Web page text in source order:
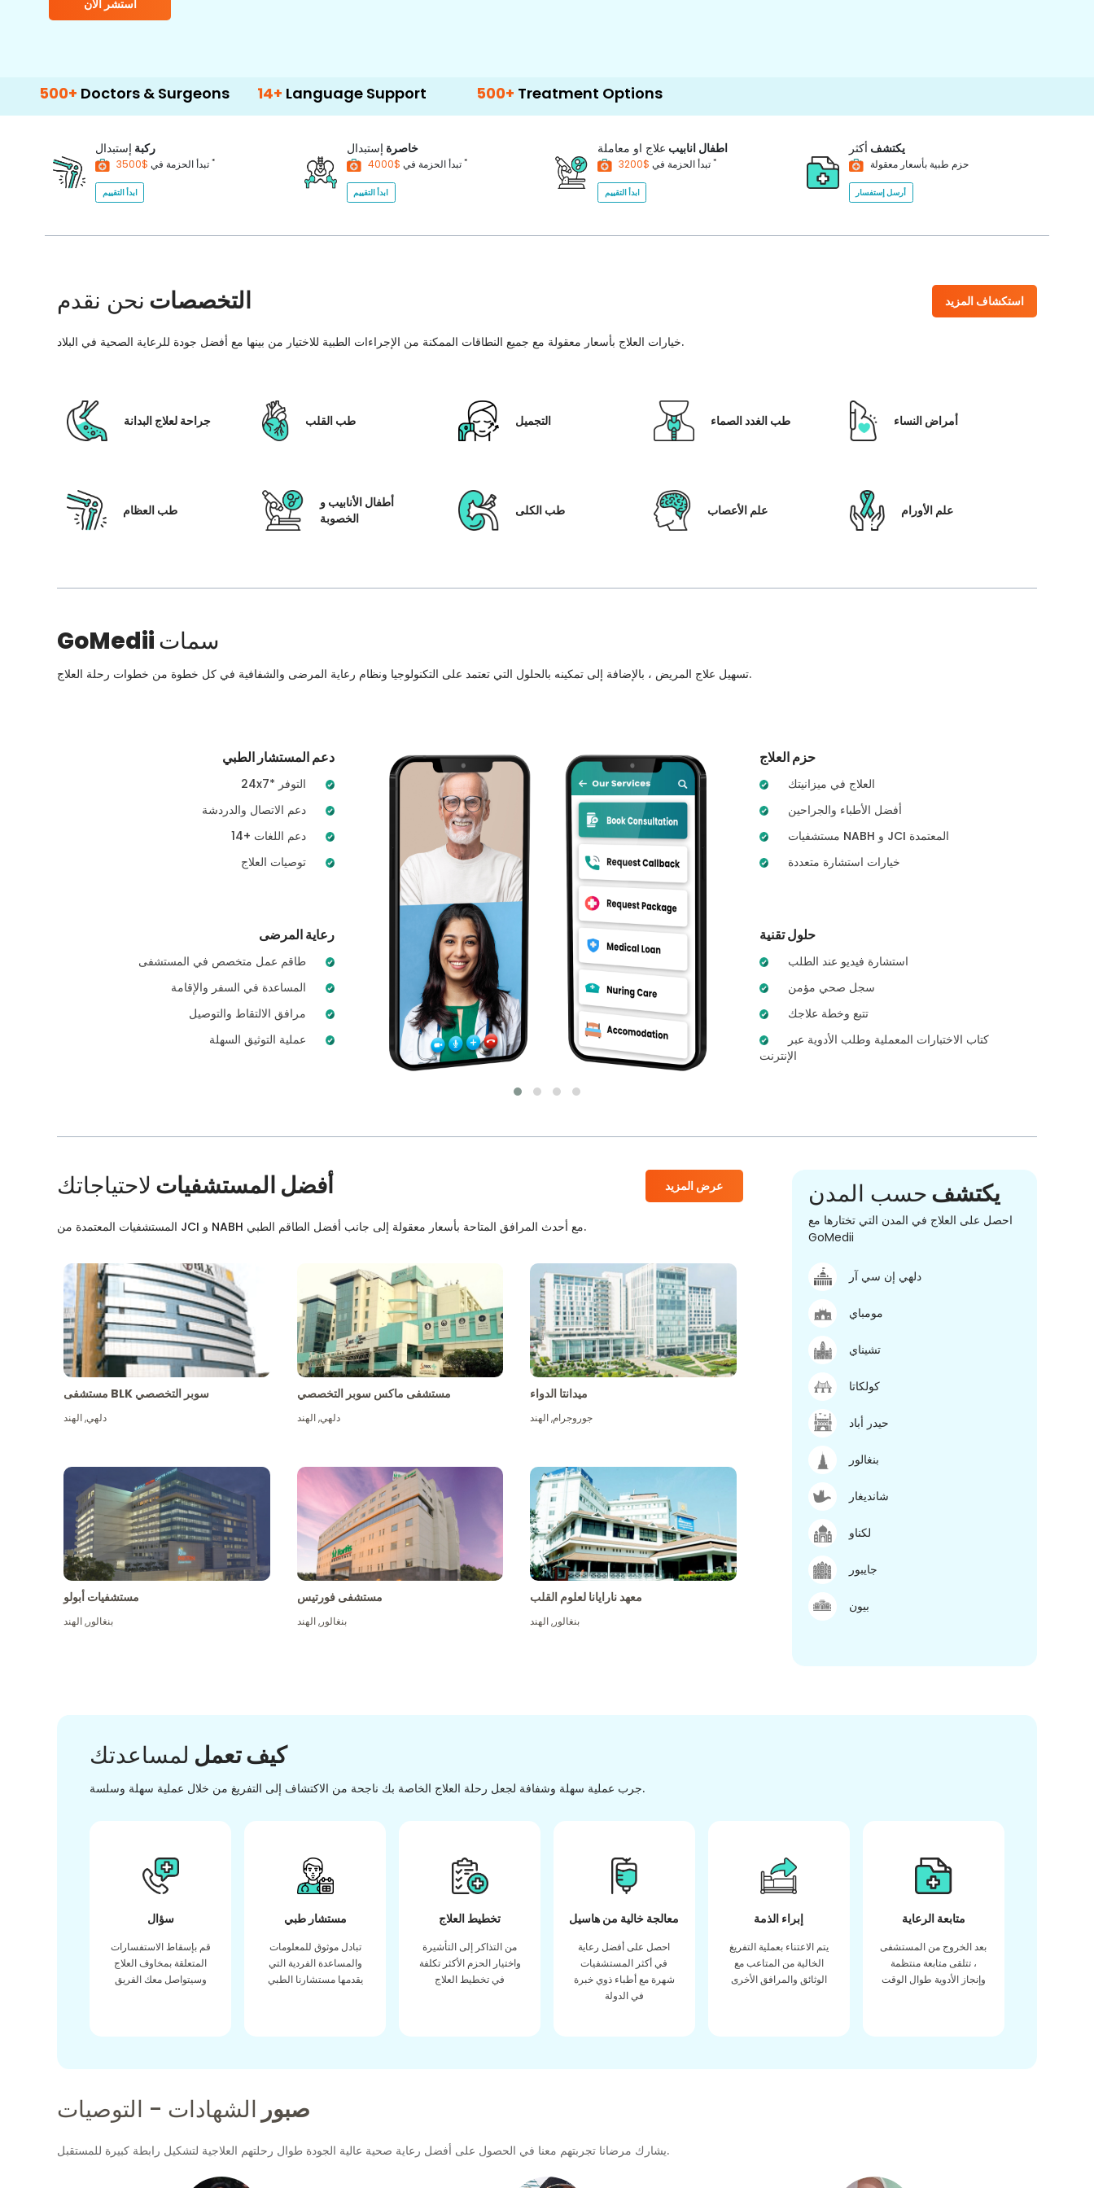
استشر الآن
& Surgeons 14+Language Support 500+ Treatment Options
ركبة إستبدال
تبدأ الحزمة في *
ابدأ التقييم
خاصرة إستبدال
تبدأ الحزمة في$4000 *
ابدأ التقييم
اطفال انابيب علاج او معاملة
تبدأ الحزمة في *
ابدأ التقييم
يكتشف أكثر
حزم طبية بأسعار معقولة
أرسل إستفسار
التخصصات نحن نقدم استكشاف المزيد
خيارات العلاج بأسعار معقولة مع جميع النطاقات الممكنة من الإجراءات الطبية للاختيار من بينها مع أفضل جودة للرعاية الصحية في البلاد.
جراحة لعلاج البدانة طب القلب التجميل طب الغدد الصماء أمراض النساء
طب العظام
أطفال الأنابيب و
الخصوبة
طب الكلى علم الأعصاب علم الأورام
GoMediiسمات
تسهيل علاج المريض ، بالإضافة إلى تمكينه بالحلول التي تعتمد على التكنولوجيا ونظام رعاية المرضى والشفافية في كل خطوة من خطوات رحلة العلاج.
دعم المستشار الطبي
رعاية المرضى
حزم العلاج
العلاج في ميزانيتك
أفضل الأطباء والجراحين
مستشفيات NABH و JCI المعتمدة
خيارات استشارة متعددة
حلول تقنية
استشارة فيديو عند الطلب
سجل صحي مؤمن
تتبع وخطة علاجك
الإنترنت
أفضل المستشفيات لاحتياجاتك عرض المزيد
المستشفيات المعتمدة من JCI و NABH مع أحدث المرافق المتاحة بأسعار معقولة إلى جانب أفضل الطاقم الطبي.
مستشفى BLK سوبر التخصصي
دلهي,الهند
مستشفى ماكس سوبر التخصصي
دلهي,الهند
ميدانتا الدواء
جوروجرام,الهند
مستشفيات أبولو
بنغالور,الهند
مستشفى فورتيس
بنغالور,الهند
معهد نارايانا لعلوم القلب
بنغالور,الهند
يكتشفحسب المدن
احصل على العلاج في المدن التي تختارها مع
GoMedii
دلهي إن سي آر
مومباي
تشيناي
كولكاتا
حيدر أباد
بنغالور
شانديغار
لكناو
جايبور
بيون
كيف تعمل لمساعدتك
جرب عملية سهلة وشفافة لجعل رحلة العلاج الخاصة بك ناجحة من الاكتشاف إلى التفريغ من خلال عملية سهلة وسلسة.
سؤال
قم بإسقاط الاستفسارات
المتعلقة بمخاوف العلاج
وسيتواصل معك الفريق
مستشار طبي
تبادل موثوق للمعلومات
والمساعدة الفردية التي
يقدمها مستشارنا الطبي
تخطيط العلاج
من التذاكر إلى التأشيرة
واختيار الحزم الأكثر تكلفة
في تخطيط العلاج
معالجة خالية من هاسيل
احصل على أفضل رعاية
في أكثر المستشفيات
شهرة مع أطباء ذوي خبرة
في الدولة
إبراء الذمة
يتم الاعتناء بعملية التفريغ
الخالية من المتاعب مع
الوثائق والمرافق الأخرى
متابعة الرعاية
بعد الخروج من المستشفى
، تتلقى متابعة منتظمة
وإنجاز الأدوية طوال الوقت
صبور الشهادات - التوصيات
يشارك مرضانا تجربتهم معنا في الحصول على أفضل رعاية صحية عالية الجودة طوال رحلتهم العلاجية لتشكيل رابطة كبيرة للمستقبل.